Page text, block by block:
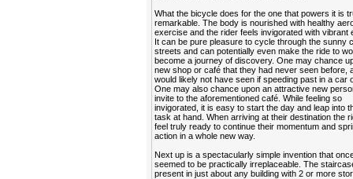
What the bicycle does for the one that powers it is
remarkable. The body is nourished with healthy
exercise and the rider feels invigorated with vibrant
It can be pure pleasure to cycle through the sunny
streets and can potentially even make the ride to
become a journey of discovery. One may chance
new shop or café that they had never seen before,
would likely not have seen if speeding past in a car
One may also chance upon an attractive new
invite to the aforementioned café. While feeling so
invigorated, it is easy to start the day and leap into
task at hand. When arriving at their destination the
feel truly ready to continue their momentum and
action in a whole new way.
Next up is a spectacularly simple invention that
seemed to be practically irreplaceable. The
present in just about any building with 2 or more